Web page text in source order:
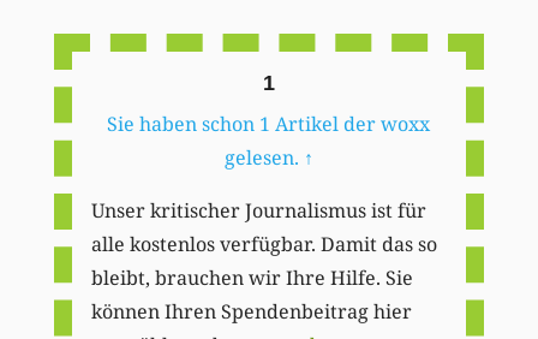
1
Sie haben schon 1 Artikel der woxx
gelesen. ↑
Unser kritischer Journalismus ist für
alle kostenlos verfügbar. Damit das so
bleibt, brauchen wir Ihre Hilfe. Sie
können Ihren Spendenbeitrag hier